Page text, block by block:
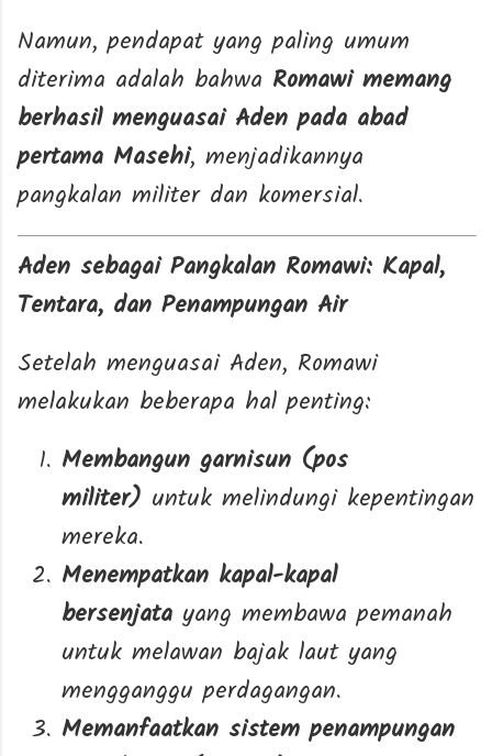
Namun, pendapat yang paling umum
diterima adalah bahwa Romawi memang
berhasil menguasai Aden pada abad
pertama Masehi, menjadikannya
pangkalan militer dan komersial.
Aden sebagai Pangkalan Romawi: Kapal,
Tentara, dan Penampungan Air
Setelah menguasai Aden, Romawi
melakukan beberapa hal penting:
Membangun garnisun (pos
militer) untuk melindungi kepentingan
mereka.
Menempatkan kapal-kapal
bersenjata yang membawa pemanah
untuk melawan bajak laut yang
mengganggu perdagangan.
Memanfaatkan sistem penampungan